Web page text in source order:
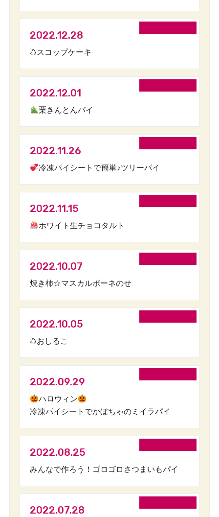
2022.12.28
♺スコップケーキ
2022.12.01
栗きんとんパイ
2022.11.26
冷凍パイシートで簡単♪ツリーパイ
2022.11.15
ホワイト生チョコタルト
2022.10.07
焼き柿☆マスカルポーネのせ
2022.10.05
♺おしるこ
2022.09.29
ハロウィン
冷凍パイシートでかぼちゃのミイラパイ
2022.08.25
みんなで作ろう！ゴロゴロさつまいもパイ
2022.07.28